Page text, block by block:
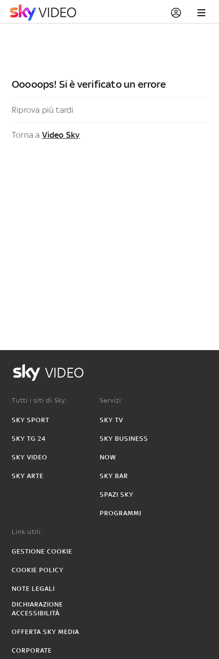
Ooooops! Si è verificato un errore
Riprova più tardi
Torna a Video Sky
VIDEO
Tutti i siti di Sky:
SKY SPORT
SKY TG 24
SKY VIDEO
SKY ARTE
Servizi:
SKY TV
SKY BUSINESS
NOW
SKY BAR
SPAZI SKY
PROGRAMMI
Link utili:
GESTIONE COOKIE
COOKIE POLICY
NOTE LEGALI
DICHIARAZIONE
ACCESSIBILITÀ
OFFERTA SKY MEDIA
CORPORATE